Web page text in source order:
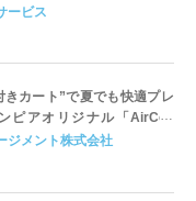
ービス
カート”で夏でも快適プレ
アオリジナル「AirCon
」導入 | ＰＧＭ
ジメント株式会社